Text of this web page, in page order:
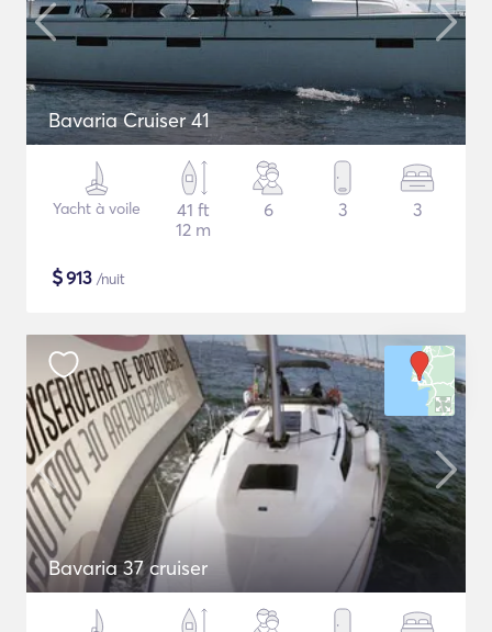
Bavaria Cruiser 41
Yacht à voile
41 ft
12 m
6 3 3
$913 /nuit
Bavaria 37 cruiser